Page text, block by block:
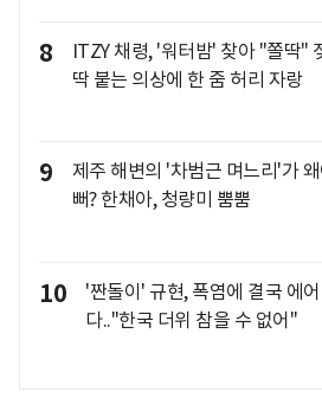
8
ITZY 채령, '워터밤' 찾아 "쫄딱"
딱 붙는 의상에 한 줌 허리 자랑
9
제주 해변의 '차범근 며느리'가 왜
뻐? 한채아, 청량미 뿜뿜
10
'짠돌이' 규현, 폭염에 결국 에
다.."한국 더위 참을 수 없어"